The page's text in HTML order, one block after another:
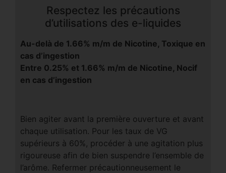
Respectez les précautions
d’utilisations des e-liquides
Au-delà de 1.66% m/m de Nicotine, Toxique en
cas d’ingestion
Entre 0.25% et 1.66% m/m de Nicotine, Nocif
en cas d’ingestion
Bien agiter avant la première ouverture et avant
chaque utilisation. Pour les taux de VG
supérieurs à 60%, procéder à une agitation plus
rigoureuse afin de bien suspendre l’ensemble de
l’arôme. Refermer précautionneusement le